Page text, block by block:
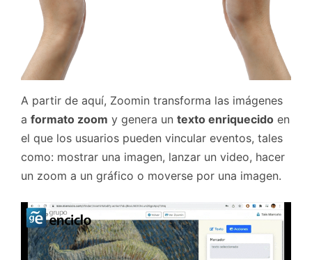
A partir de aquí, Zoomin transforma las imágenes
a formato zoom y genera un texto enriquecido en
el que los usuarios pueden vincular eventos, tales
como: mostrar una imagen, lanzar un video, hacer
un zoom a un gráfico o moverse por una imagen.